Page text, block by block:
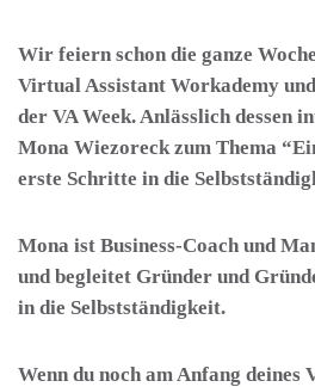
Wir feiern schon die ganze
Virtual Assistant Workademy
der VA Week. Anlässlich dessen
Mona Wiezoreck zum Thema
erste Schritte in die
Mona ist Business-Coach und
und begleitet Gründer und
in die Selbstständigkeit.
Wenn du noch am Anfang deines